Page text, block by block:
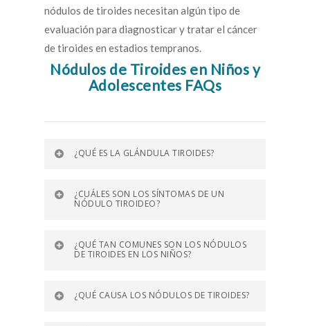
nódulos de tiroides necesitan algún tipo de
evaluación para diagnosticar y tratar el cáncer
de tiroides en estadios tempranos.
Nódulos de Tiroides en Niños y
Adolescentes FAQs
¿QUÉ ES LA GLÁNDULA TIROIDES?
¿CUÁLES SON LOS SÍNTOMAS DE UN
NÓDULO TIROIDEO?
¿QUÉ TAN COMUNES SON LOS NÓDULOS
DE TIROIDES EN LOS NIÑOS?
¿QUÉ CAUSA LOS NÓDULOS DE TIROIDES?